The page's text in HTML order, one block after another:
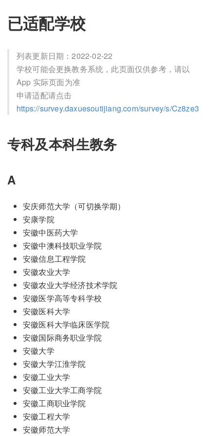
已适配学校
列表更新日期：2022-02-22
学校可能会更换教务系统，此页面仅供参考，请以
App 实际页面为准
申请适配请点击
https://survey.daxuesoutijiang.com/survey/s/Cz8ze3
专科及本科生教务
A
安庆师范大学（可切换学期）
安康学院
安徽中医药大学
安徽中澳科技职业学院
安徽信息工程学院
安徽农业大学
安徽农业大学经济技术学院
安徽医学高等专科学校
安徽医科大学
安徽医科大学临床医学院
安徽国际商务职业学院
安徽大学
安徽大学江淮学院
安徽工业大学
安徽工业大学工商学院
安徽工商职业学院
安徽工程大学
安徽师范大学